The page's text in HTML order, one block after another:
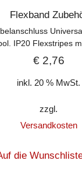
Flexband
IP20 Flexstripes
€2,76
inkl. 20 % MwSt.
zzgl.
Versandkosten
die